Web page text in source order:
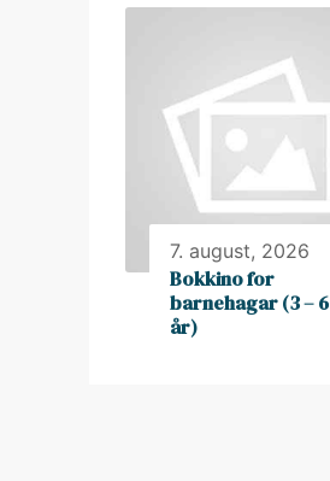
7. august, 2026
Bokkino for
barnehagar (3 – 6
år)